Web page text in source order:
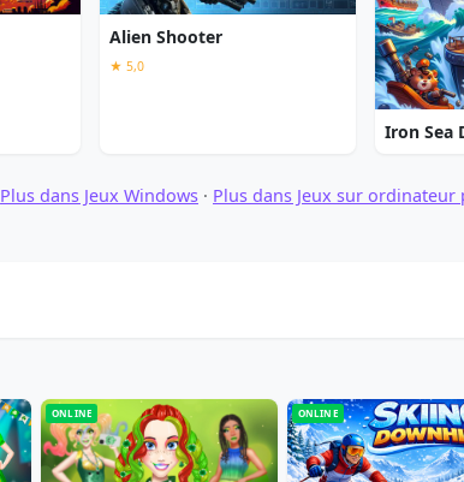
Alien Shooter
★ 5,0
Iron Sea
Plus dans Jeux Windows · Plus dans Jeux sur ordinateur
ONLINE ONLINE